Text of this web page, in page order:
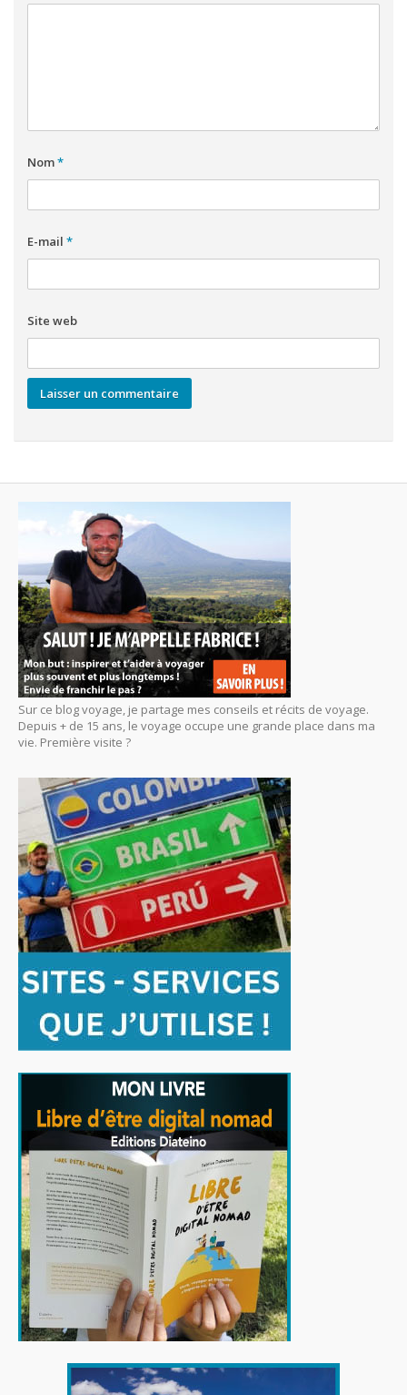
Nom*
E-mail *
Site web
Sur ce blog voyage, je partage mes conseils et récits de voyage.
Depuis + de 15 ans, le voyage occupe une grande place dans ma
vie. Première visite ?